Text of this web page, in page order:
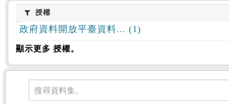
授權授權
政府資料開放平臺資料... (1)
顯示更多 授權。
資料集
搜尋資料集。